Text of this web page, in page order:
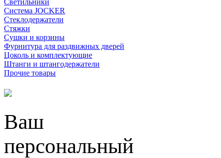
Светильники
Система JOCKER
Стеклодержатели
Стяжки
Сушки и корзины
Фурнитура для раздвижных дверей
Цоколь и комплектующие
Штанги и штангодержатели
Прочие товары
Ваш
персональный